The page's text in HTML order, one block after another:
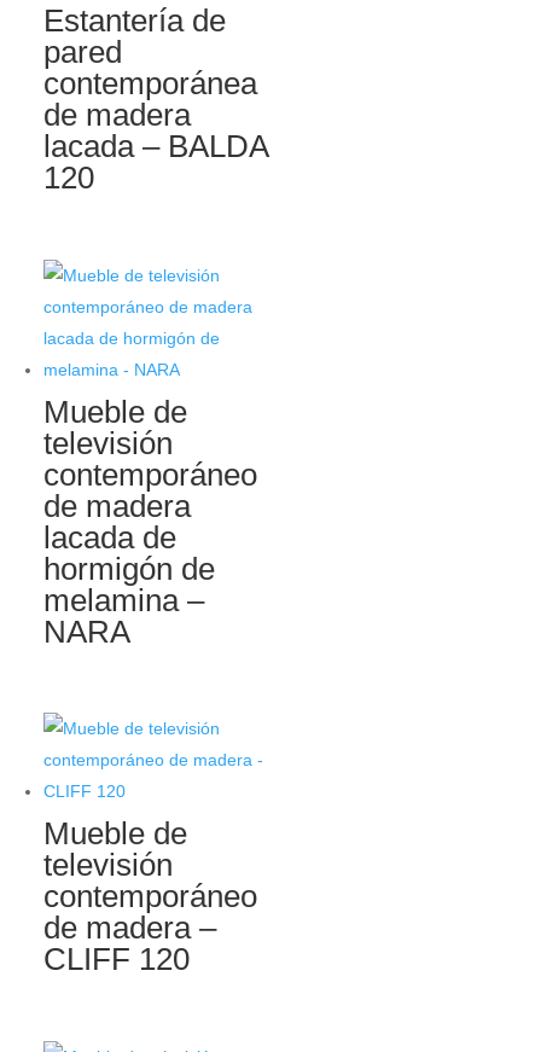
Estantería de
pared
contemporánea
de madera
lacada – BALDA
120
Mueble de
televisión
contemporáneo
de madera
lacada de
hormigón de
melamina –
NARA
Mueble de
televisión
contemporáneo
de madera –
CLIFF 120